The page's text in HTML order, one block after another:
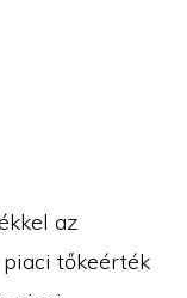
az
tőkeérték